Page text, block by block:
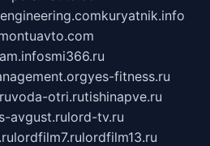
kuryatnik.info
smi366.ru
yes-fitness.ru
voda-otri.rutishinapve.ru
avgust.rulord-tv.ru
lordfilm7.rulordfilm13.ru